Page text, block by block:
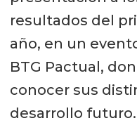
resultados del
año, en un
BTG Pactual,
conocer sus
desarrollo futuro.